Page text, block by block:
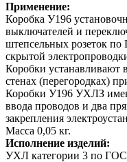
Применение:
Коробка У196
выключателей и
штепсельных розеток
скрытой
Коробки
стенах (перегородках)
Коробки У196 УХЛЗ
ввода проводов и два
закрепления
Масса 0,05 кг.
Исполнение изделий:
УХЛ категории 3 по